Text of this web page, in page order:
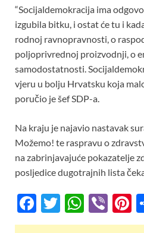
“Socijaldemokracija ima
izgubila bitku, i ostat će tu i
rodnoj ravnopravnosti, o
poljoprivrednoj proizvodnji, o
samodostatnosti.
vjeru u bolju Hrvatsku koja
poručio je šef SDP-a.
Na kraju je najavio nastavak
Možemo! te raspravu o
na zabrinjavajuće pokazatelje
posljedice dugotrajnih lista
F
ac
T
w
W
h
Vi
b